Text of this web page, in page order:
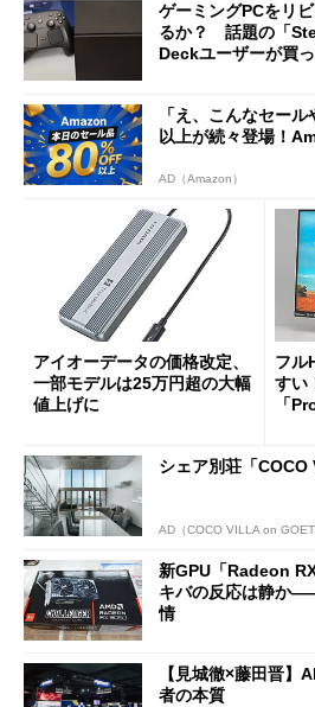
ゲーミングPCをリ
るか？ 話題の「
Deckユーザーが買
「え、こんなセー
以上が続々登場！
AD（Amazon）
アイオーデータの価格改定、
一部モデルは25万円超の大幅
値上げに
フル
すい
「
シェア別荘「
AD（COCO VILLA on
新GPU「Radeon
キバの反応は静か
情
【見城徹×藤田晋】
者の本質